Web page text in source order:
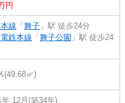
円
線 「 舞子 」駅 徒歩24分
鉄本線 「 舞子公園 」駅 徒歩24
㎡)
年 12月(築34年)